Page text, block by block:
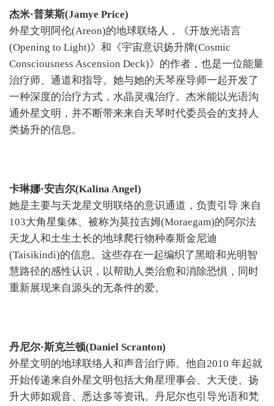
杰米·普莱斯(Jamye Price)
外星文明阿伦(Areon)的地球联络人，《开放光语言
(Opening to Light)》和《宇宙意识扬升牌(Cosmic
Consciousness Ascension Deck)》的作者，也是一位能量
治疗师、通道和指导。她与她的天琴座导师一起开发了
一种深度的治疗方式，水晶灵魂治疗。杰米能以光语沟
通外星文明，并不断带来来自天琴时代委员会的支持人
类扬升的信息。
卡琳娜·安吉尔(Kalina Angel)
她是主要与天龙星文明联络的意识通道，负责引导 来自
103大角星集体、被称为莫拉吉姆(Moraegam)的阿尔法
天龙人和土生土长的地球爬行物种泰斯金尼迪
(Taisikindi)的信息。这些存在一起编织了黑暗和光明智
慧路径的感性认识，以帮助人类治愈和消除恐惧，同时
重新展现来自源头的无条件的爱。
丹尼尔·斯克兰顿(Daniel Scranton)
外星文明的地球联络人和声音治疗师。他自2010 年起就
开始传递来自外星文明包括大角星理事会、大天使、扬
升大师如观音、悉达多等资讯。丹尼尔也引导光语和梵